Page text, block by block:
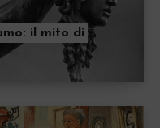
il mito di